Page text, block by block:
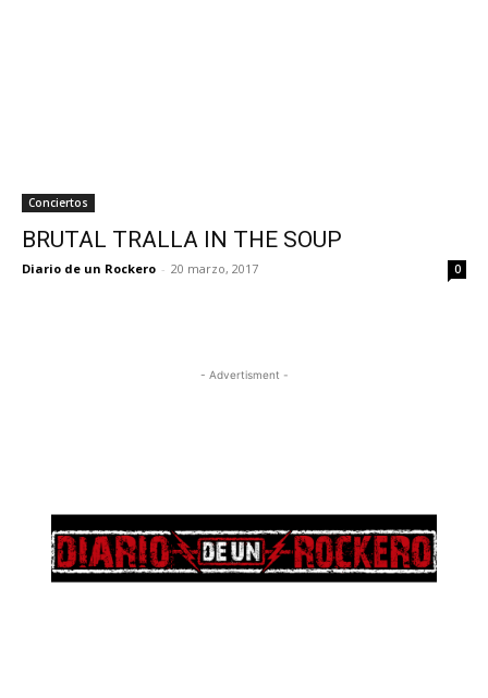
Conciertos
BRUTAL TRALLA IN THE SOUP
Diario de un Rockero - 20 marzo, 2017 0
- Advertisment -